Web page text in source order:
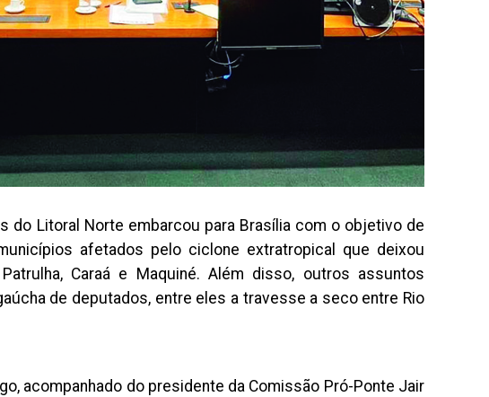
do Litoral Norte embarcou para Brasília com o objetivo de
afetados pelo ciclone extratropical que deixou
Caraá e Maquiné. Além disso, outros assuntos
de deputados, entre eles a travesse a seco entre Rio
acompanhado do presidente da Comissão Pró-Ponte Jair